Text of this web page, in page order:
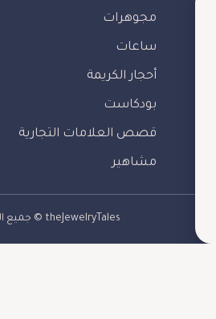
مجوهرات
ساعات
أحجار الكريمة
بودكاست
قصص العلامات التجارية
مشاهير
theJewelryTales © جميع الحقوق محفوظة